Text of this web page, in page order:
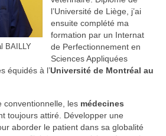
BAILLY
l’Université de Liège, j’ai
ensuite complété ma
formation par un Internat
de Perfectionnement en
Sciences Appliquées
équidés à l’Université de Montréal au
conventionnelle, les médecines
toujours attiré. Développer une
aborder le patient dans sa globalité